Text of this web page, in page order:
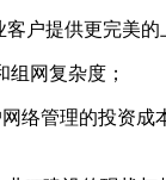
户提供更完美的
网复杂度；
络管理的投资成